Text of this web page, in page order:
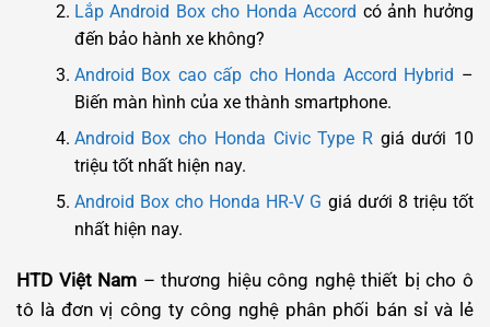
Lắp Android Box cho Honda Accord có ảnh hưởng
đến bảo hành xe không?
Android Box cao cấp cho Honda Accord Hybrid –
Biến màn hình của xe thành smartphone.
Android Box cho Honda Civic Type Rgiá dưới 10
triệu tốt nhất hiện nay.
Android Box cho Honda HR-V G giá dưới 8 triệu tốt
nhất hiện nay.
HTD Việt Nam – thương hiệu công nghệ thiết bị cho ô
tô là đơn vị công ty công nghệ phân phối bán sỉ và lẻ